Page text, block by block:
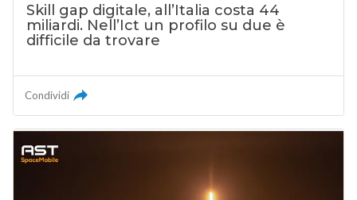
Skill gap digitale, all’Italia costa 44
miliardi. Nell’Ict un profilo su due è
difficile da trovare
Condividi